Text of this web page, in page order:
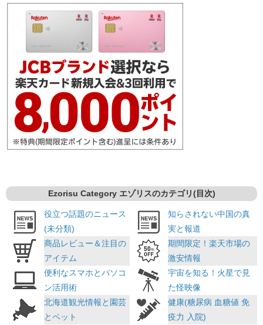
Ezorisu Category エゾリスのカテゴリ(目次)
役立つ話題のニュース
(未分類)
知らされない中国の真
実と報道
商品レビュー＆注目の
アイテム
期間限定！楽天市場の
激安情報
便利なスマホとパソコ
ン活用術
宇宙を知る！火星で見
た怪映像
北海道観光情報と園芸
とペット
健康(糖尿病 血糖値 免
疫力 入院)